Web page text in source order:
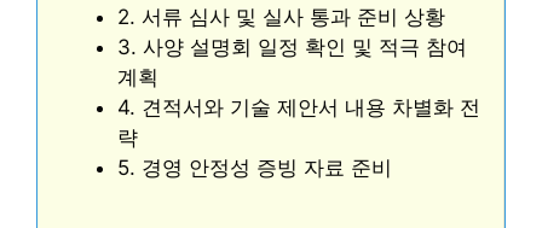
2. 서류 심사 및 실사 통과 준비 상황
3. 사양 설명회 일정 확인 및 적극 참여
계획
4. 견적서와 기술 제안서 내용 차별화 전
략
5. 경영 안정성 증빙 자료 준비